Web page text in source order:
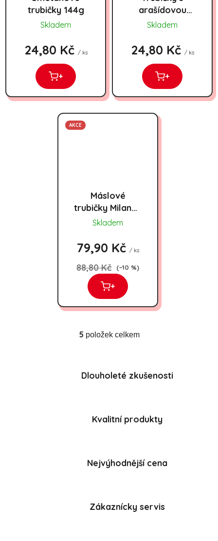
trubičky 144g
Skladem
24,80 Kč / ks
+
arašídovou
náplní 144g
Skladem
24,80 Kč / ks
+
AKCE
Máslové
trubičky Milanea
350g
Skladem
79,90 Kč / ks
88,80 Kč (–10 %)
+
Ovládací prvky výpisu
5 položek celkem
Dlouholeté zkušenosti
Kvalitní produkty
Nejvýhodnější cena
Zákaznícky servis